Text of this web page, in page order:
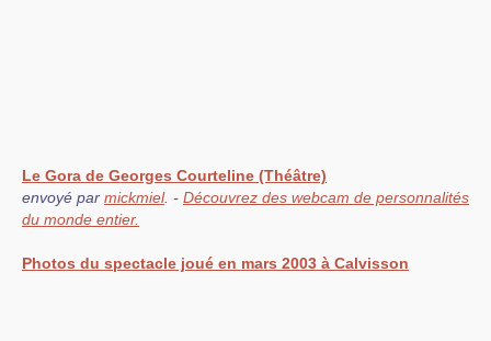
Le Gora de Georges Courteline (Théâtre)
envoyé par mickmiel. - Découvrez des webcam de personnalités
du monde entier.
Photos du spectacle joué en mars 2003 à Calvisson